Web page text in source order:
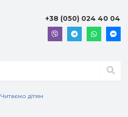
+38 (050) 024 40 04
Читаємо дітям